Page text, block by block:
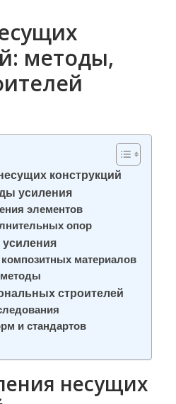
методы,
конструкций
усиления
элементов
опор
материалов
строителей
и стандартов
несущих